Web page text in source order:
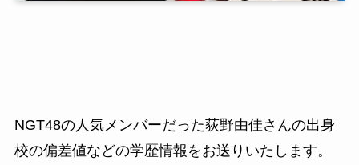
NGT48の人気メンバーだった荻野由佳さんの出身
校の偏差値などの学歴情報をお送りいたします。